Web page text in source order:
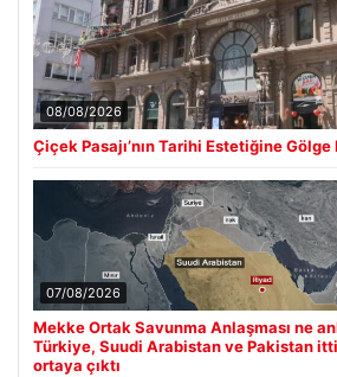
08/08/2026
Çiçek Pasajı’nın Tarihi Estetiğine Gölge
07/08/2026
Mekke Ortak Savunma Anlaşması ne
Türkiye, Suudi Arabistan ve Pakistan
ortaya çıktı